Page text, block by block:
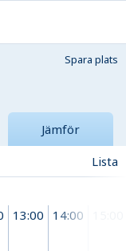
Spara plats
Jämför
Lista
13:00 14:00